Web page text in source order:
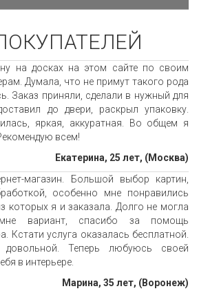
на досках на этом сайте по своим
Думала, что не примут такого рода
Заказ приняли, сделали в нужный для
до двери, раскрыл упаковку.
яркая, аккуратная. Во общем я
всем!
Екатерина, 25 лет, (Москва)
магазин. Большой выбор картин,
особенно мне понравились
которых я и заказала. Долго не могла
вариант, спасибо за помощь
Кстати услуга оказалась бесплатной.
Теперь любуюсь своей
в интерьере.
Марина, 35 лет, (Воронеж)